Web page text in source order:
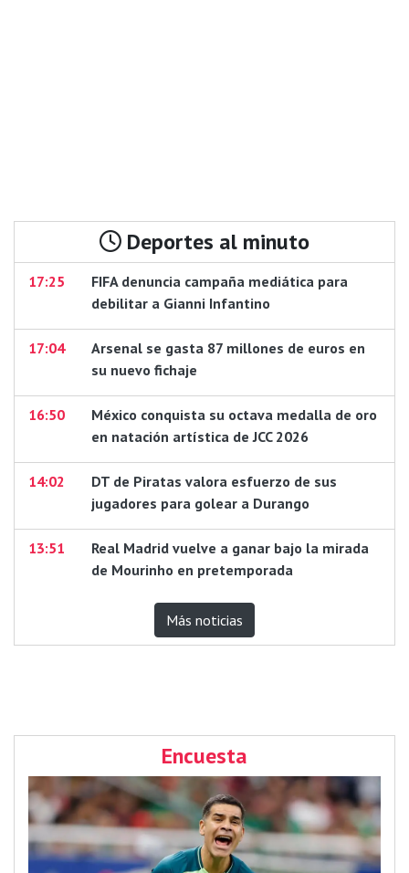
Deportes al minuto
17:25
FIFA denuncia campaña mediática para
debilitar a Gianni Infantino
17:04
Arsenal se gasta 87 millones de euros en
su nuevo fichaje
16:50
México conquista su octava medalla de oro
en natación artística de JCC 2026
14:02
DT de Piratas valora esfuerzo de sus
jugadores para golear a Durango
13:51
Real Madrid vuelve a ganar bajo la mirada
de Mourinho en pretemporada
Más noticias
Encuesta